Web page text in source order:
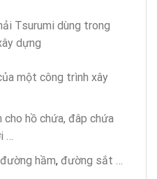
Tsurumi dùng trong
dựng
một công trình xây
hồ chứa, đâp chứa
…
hầm,đường sắt …